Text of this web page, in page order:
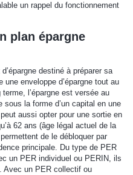
un rappel du fonctionnement
plan épargne
destiné à préparer sa
enveloppe d’épargne tout au
l’épargne est versée au
sous la forme d’un capital en une
aussi opter pour une sortie en
62 ans (âge légal actuel de la
de le débloquer par
principale. Du type de PER
un PER individuel ou PERIN, ils
Avec un PER collectif ou